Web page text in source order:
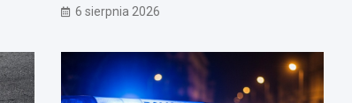
6 sierpnia 2026